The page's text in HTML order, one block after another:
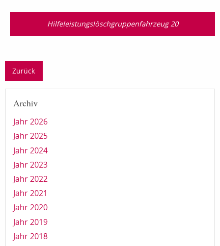
Hilfeleistungslösch­gruppen­fahrzeug 20
Zurück
Archiv
Jahr 2026
Jahr 2025
Jahr 2024
Jahr 2023
Jahr 2022
Jahr 2021
Jahr 2020
Jahr 2019
Jahr 2018